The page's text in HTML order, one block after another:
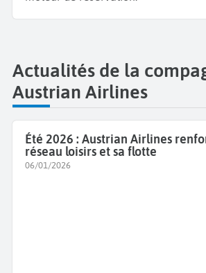
Actualités de la
Austrian Airlines
Été 2026 : Austrian Airlines
réseau loisirs et sa flotte
06/01/2026